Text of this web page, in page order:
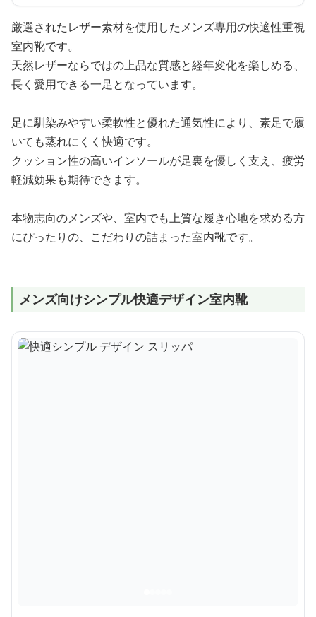
厳選されたレザー素材を使用したメンズ専用の快適性重視
室内靴です。
天然レザーならではの上品な質感と経年変化を楽しめる、
長く愛用できる一足となっています。
足に馴染みやすい柔軟性と優れた通気性により、素足で履
いても蒸れにくく快適です。
クッション性の高いインソールが足裏を優しく支え、疲労
軽減効果も期待できます。
本物志向のメンズや、室内でも上質な履き心地を求める方
にぴったりの、こだわりの詰まった室内靴です。
メンズ向けシンプル快適デザイン室内靴